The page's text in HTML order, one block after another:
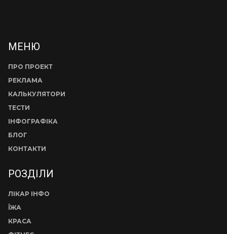
МЕНЮ
ПРО ПРОЕКТ
РЕКЛАМА
КАЛЬКУЛЯТОРИ
ТЕСТИ
ІНФОГРАФІКА
БЛОГ
КОНТАКТИ
РОЗДІЛИ
ЛІКАР ІНФО
ЇЖА
КРАСА